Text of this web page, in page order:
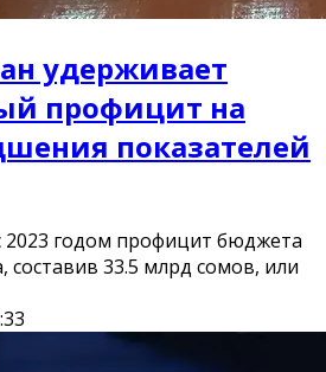
удерживает
профицит на
показателей
2023 годом профицит бюджета
составив 33.5 млрд сомов, или